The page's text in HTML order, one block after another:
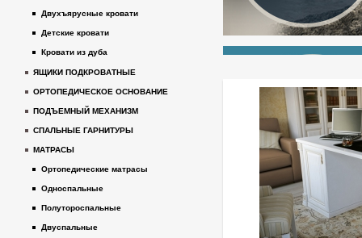
Двухъярусные кровати
Детские кровати
Кровати из дуба
ЯЩИКИ ПОДКРОВАТНЫЕ
ОРТОПЕДИЧЕСКОЕ ОСНОВАНИЕ
ПОДЪЕМНЫЙ МЕХАНИЗМ
СПАЛЬНЫЕ ГАРНИТУРЫ
МАТРАСЫ
Ортопедические матрасы
Односпальные
Полутороспальные
Двуспальные